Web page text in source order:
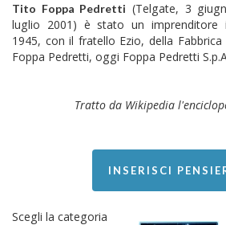
Tito Foppa Pedretti (Telgate, 3
luglio 2001) è stato un imprenditore
1945, con il fratello Ezio, della
Foppa Pedretti, oggi Foppa Pedretti
Tratto da Wikipedia
INSERISCI
Scegli la categoria